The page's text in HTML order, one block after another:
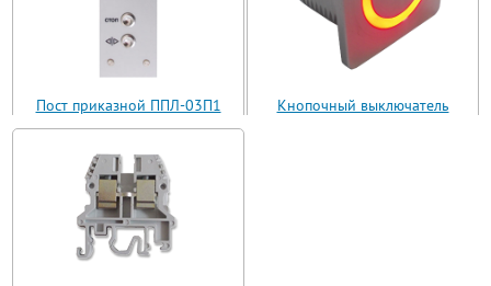
Пост приказной ППЛ-03П1
(ППЛ11-03)
Кнопочный выключатель